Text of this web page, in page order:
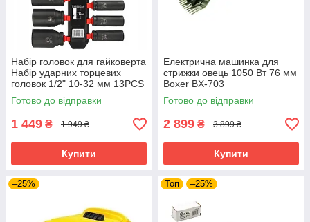
Набір головок для гайковерта
Набір ударних торцевих
головок 1/2" 10-32 мм 13PCS
BJC /довгі/. M58272
Готово до відправки
1 449 ₴ 1 949 ₴
Купити
Електрична машинка для
стрижки овець 1050 Вт 76 мм
Boxer BX-703
електротриммер для стрижки
худоби тварин
Готово до відправки
2 899 ₴ 3 899 ₴
Купити
–25% Топ –25%